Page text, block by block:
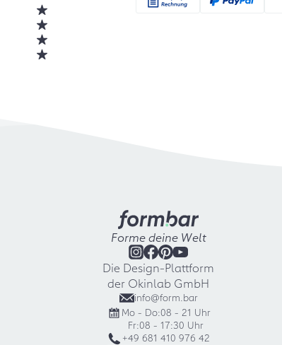
Forme deine Welt
Die Design-Plattform
der Okinlab GmbH
info@form.bar
Mo - Do:08 - 21 Uhr
Fr:08 - 17:30 Uhr
+49 681 410 976 42